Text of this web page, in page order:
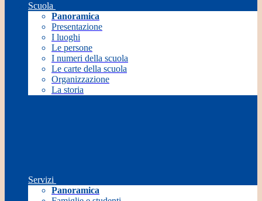
Scuola
Panoramica
Presentazione
I luoghi
Le persone
I numeri della scuola
Le carte della scuola
Organizzazione
La storia
Servizi
Panoramica